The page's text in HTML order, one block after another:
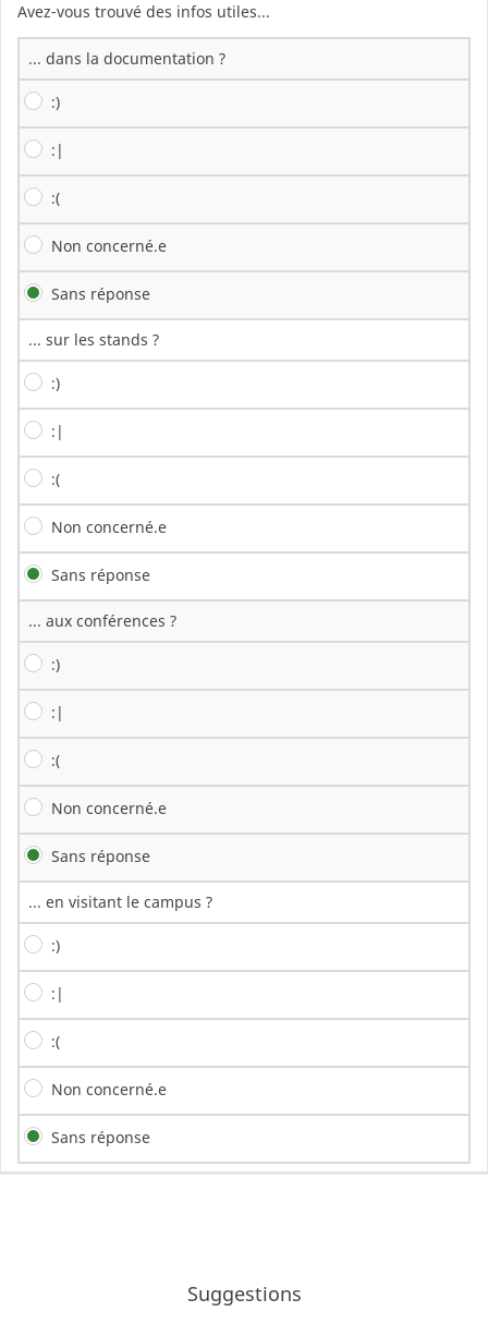
Avez-vous trouvé des infos utiles...
... dans la documentation ?
:)
:|
:(
Non concerné.e
Sans réponse
... sur les stands ?
:)
:|
:(
Non concerné.e
Sans réponse
... aux conférences ?
:)
:|
:(
Non concerné.e
Sans réponse
... en visitant le campus ?
:)
:|
:(
Non concerné.e
Sans réponse
Suggestions